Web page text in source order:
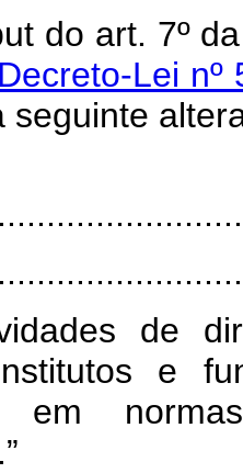
do art. 7º
Decreto-Lei nº
seguinte
de
e
em